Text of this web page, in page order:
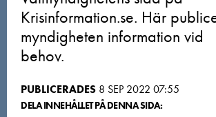
Krisinformation.se. Här
myndigheten information vid
behov.
PUBLICERADES 8 SEP 2022 07:55
DELA INNEHÅLLET PÅ DENNA SIDA: